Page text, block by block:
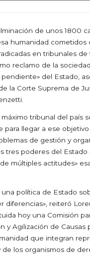
de unos 1800
humanidad cometidos
en tribunales
reclamo de la
del Estado,
la Corte Suprema de
tribunal del país
para llegar a ese
de gestión y
tres poderes del Estado
de múltiples actitudes»
una política de Estado
diferencias», reiteró
hoy una Comisión
y Agilización de Causas
que integran
de los organismos de